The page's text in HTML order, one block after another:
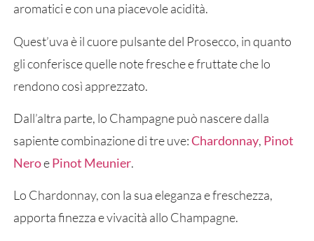
aromatici e con una piacevole acidità.
Quest’uva è il cuore pulsante del Prosecco, in quanto
gli conferisce quelle note fresche e fruttate che lo
rendono così apprezzato.
Dall’altra parte, lo Champagne può nascere dalla
sapiente combinazione di tre uve:Chardonnay, Pinot
NeroePinot Meunier.
Lo Chardonnay, con la sua eleganza e freschezza,
apporta finezza e vivacità allo Champagne.